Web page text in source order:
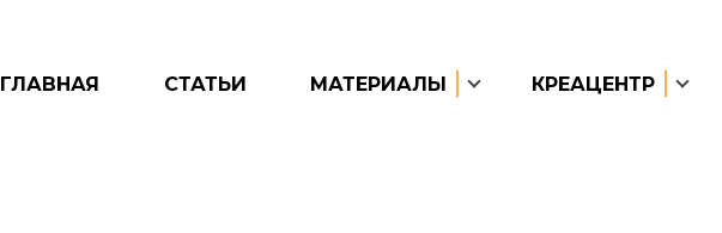
ГЛАВНАЯ СТАТЬИ МАТЕРИАЛЫ КРЕАЦЕНТР